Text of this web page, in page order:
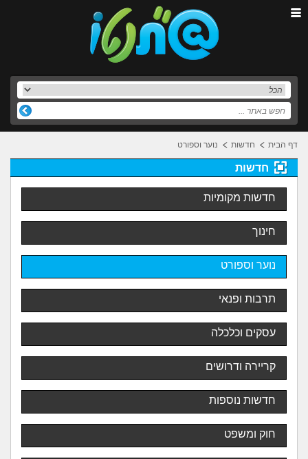
דף הבית חדשות נוער וספורט
חדשות
חדשות מקומיות
חינוך
נוער וספורט
תרבות ופנאי
עסקים וכלכלה
קריירה ודרושים
חדשות נוספות
חוק ומשפט